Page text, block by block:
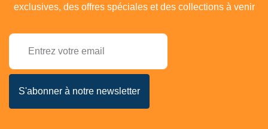
exclusives, des offres spéciales et des collections à venir